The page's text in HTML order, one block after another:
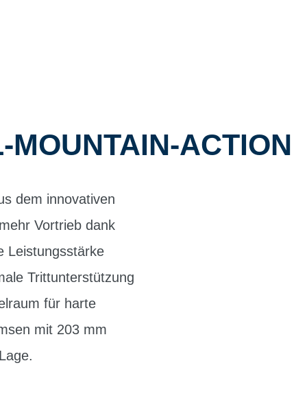
ACTION
dem innovativen
Vortrieb dank
Leistungsstärke
Trittunterstützung
für harte
mit 203 mm